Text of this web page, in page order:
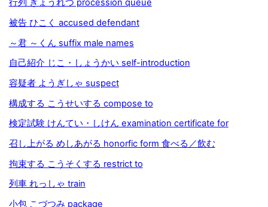
行列 ぎょうれつ procession queue
被告 ひこく accused defendant
～君 ～くん suffix male names
自己紹介 じこ・しょうかい self-introduction
容疑者 ようぎしゃ suspect
構成する こうせいする compose to
検定試験 けんてい・しけん examination certificate for
召し上がる めしあがる honorfic form 食べる／飲む
拘束する こうそくする restrict to
列車 れっしゃ train
小包 こづつみ package